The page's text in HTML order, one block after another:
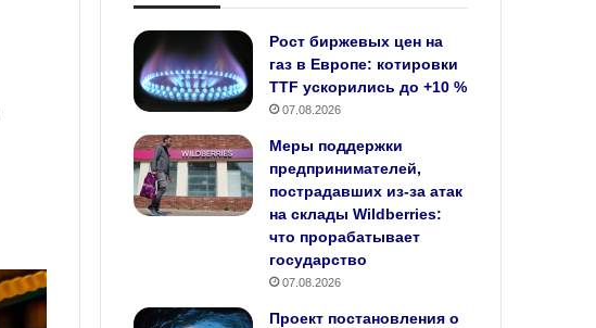
Рост биржевых цен на
газ в Европе: котировки
TTF ускорились до +10 %
07.08.2026
Меры поддержки
предпринимателей,
пострадавших из‑за атак
на склады Wildberries:
что прорабатывает
государство
07.08.2026
Проект постановления о